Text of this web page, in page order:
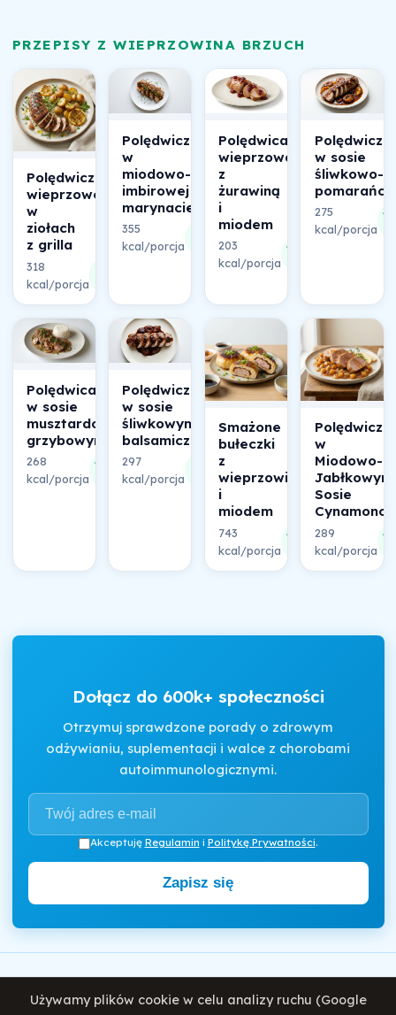
PRZEPISY Z WIEPRZOWINA BRZUCH
Polędwiczki
wieprzowe
w
ziołach
z grilla
318
kcal/porcja
Polędwiczki
w
miodowo-
imbirowej
marynacie
355
kcal/porcja
składu
Polędwica
wieprzowa
z
żurawiną
i
miodem
203
kcal/porcja
47%
w sosie
śliwkowo-
275
kcal/porcja
Polędwica
w sosie
musztardowo-
grzybowym
268
kcal/porcja
45%
składu
Polędwiczka
w sosie
śliwkowym
balsamicznym
297
kcal/porcja
składu
Smażone
bułeczki
z
wieprzowiną
i
miodem
743
kcal/porcja
45%
składu
w
Miodowo-
Jabłkowym
Sosie
289
kcal/porcja
Dołącz do 600k+ społeczności
Otrzymuj sprawdzone porady o zdrowym
odżywianiu, suplementacji i walce z chorobami
autoimmunologicznymi.
Akceptuję Regulamin i Politykę Prywatności.
Zapisz się
© 2026 Damian Wiatrowski. Wszelkie prawa zastrzeżone.
Używamy plików cookie w celu analizy ruchu (Google